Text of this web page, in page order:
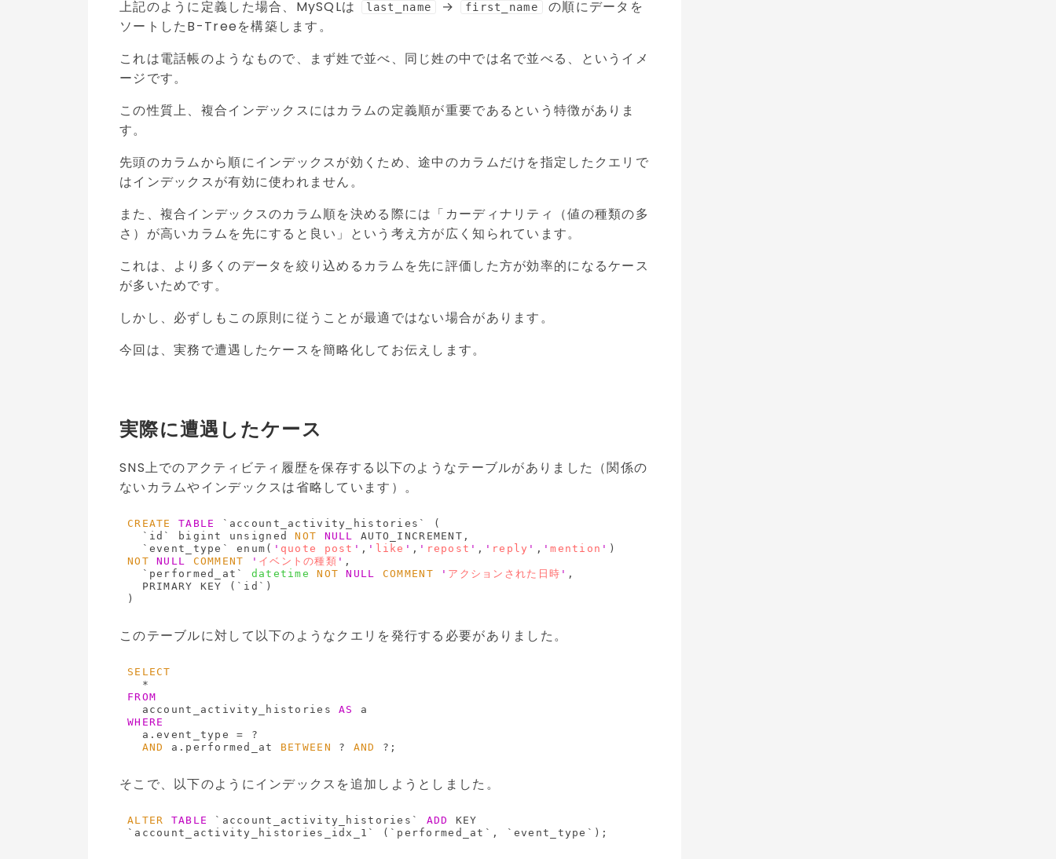
上記のように定義した場合、MySQLは last_name → first_name
の順にデータを
ソートしたB-Treeを構築します。
これは電話帳のようなもので、まず姓で並べ、同じ姓の中では名で並べる、というイメ
ージです。
この性質上、複合インデックスにはカラムの定義順が重要であるという特徴がありま
す。
先頭のカラムから順にインデックスが効くため、途中のカラムだけを指定したクエリで
はインデックスが有効に使われません。
また、複合インデックスのカラム順を決める際には「カーディナリティ（値の種類の多
さ）が高いカラムを先にすると良い」という考え方が広く知られています。
これは、より多くのデータを絞り込めるカラムを先に評価した方が効率的になるケース
が多いためです。
しかし、必ずしもこの原則に従うことが最適ではない場合があります。
今回は、実務で遭遇したケースを簡略化してお伝えします。
実際に遭遇したケース
SNS上でのアクティビティ履歴を保存する以下のようなテーブルがありました（関係の
ないカラムやインデックスは省略しています）。
CREATE TABLE
`account_activity_histories` (
  `id` bigint unsigned
NOT NULL
AUTO_INCREMENT,
  `event_type` enum(
' quote post ' , ' like ' , ' repost ' , ' reply ' , 'mention '
NOT
NULL COMMENT ' イベントの種類 ' ,
  `performed_at`
datetime NOT NULL COMMENT ' アクションされた日時 ' ,
このテーブルに対して以下のようなクエリを発行する必要がありました。
SELECT
FROM
  account_activity_histories
AS
WHERE
AND
a.performed_at BETWEEN ? AND
そこで、以下のようにインデックスを追加しようとしました。
ALTER TABLE `account_activity_histories` ADD
KEY